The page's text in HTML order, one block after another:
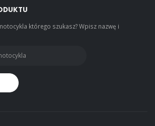
którego szukasz? Wpisz nazwę i